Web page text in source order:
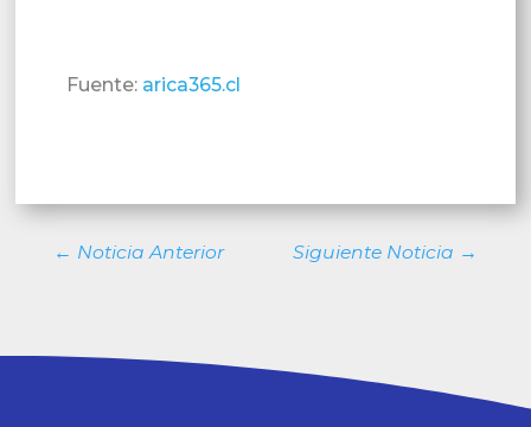
Fuente: arica365.cl
← Noticia Anterior Siguiente Noticia →